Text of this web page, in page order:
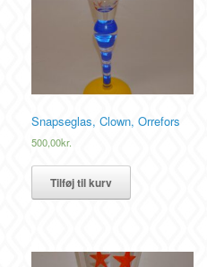
Snapseglas, Clown, Orrefors
500,00kr.
Tilføj til kurv